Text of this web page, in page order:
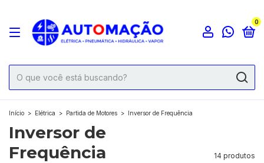
0
Início > Elétrica > Partida de Motores > Inversor de Frequência
Inversor de
Frequência
14 produtos